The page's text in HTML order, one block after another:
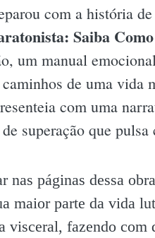
com a história
Saiba
um manual
de uma vida
com uma
superação que
nas páginas dessa
maior parte da vida
visceral, fazendo